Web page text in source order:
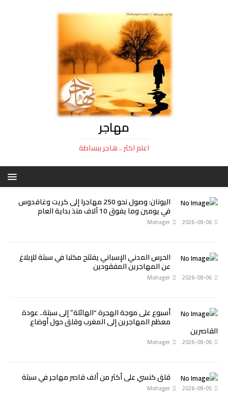
مهاجر
اعلم اكثر .. هاجر ببساطة
اليونان: وصول نحو 250 مهاجرا إلى كريت وغافدوس
في يومين وما يفوق 10 آلاف منذ بداية العام
2026-08-06
Mohager
الحرس المدني الإسباني يفتتح مكتبا في سبتة للإبلاغ
عن المهاجرين المفقودين
2026-08-06
Mohager
أسبوع على موجة الهجرة “الهائلة” إلى سبتة.. عودة
معظم المهاجرين إلى المغرب وقلق حول أوضاع
القاصرين
2026-08-06
Mohager
قلق كنسي على أكثر من ألف قاصر مهاجر في سبتة
2026-08-05
Mohager